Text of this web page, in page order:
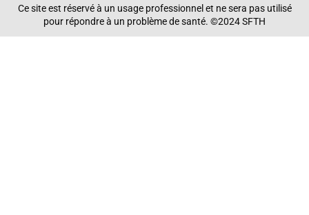
Ce site est réservé à un usage professionnel et ne sera pas utilisé
pour répondre à un problème de santé. ©2024 SFTH